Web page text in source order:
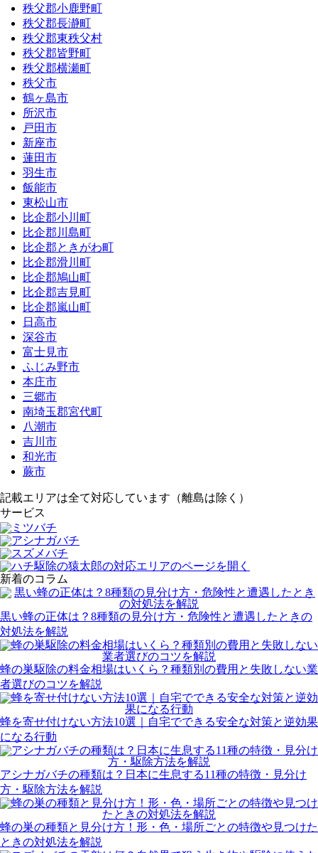
秩父郡小鹿野町
秩父郡長瀞町
秩父郡東秩父村
秩父郡皆野町
秩父郡横瀬町
秩父市
鶴ヶ島市
所沢市
戸田市
新座市
蓮田市
羽生市
飯能市
東松山市
比企郡小川町
比企郡川島町
比企郡ときがわ町
比企郡滑川町
比企郡鳩山町
比企郡吉見町
比企郡嵐山町
日高市
深谷市
富士見市
ふじみ野市
本庄市
三郷市
南埼玉郡宮代町
八潮市
吉川市
和光市
蕨市
記載エリアは全て対応しています（離島は除く）
サービス
新着のコラム
黒い蜂の正体は？8種類の見分け方・危険性と遭遇したときの
対処法を解説
蜂の巣駆除の料金相場はいくら？種類別の費用と失敗しない業
者選びのコツを解説
蜂を寄せ付けない方法10選｜自宅でできる安全な対策と逆効果
になる行動
アシナガバチの種類は？日本に生息する11種の特徴・見分け
方・駆除方法を解説
蜂の巣の種類と見分け方！形・色・場所ごとの特徴や見つけた
ときの対処法を解説